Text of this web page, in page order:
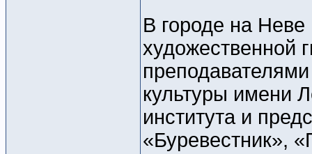
В городе на
художественной
культуры имени
института и
«Буревестник»,